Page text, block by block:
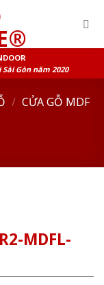
Gòn năm 2020
/ CỬA GỖ MDF
MDFL-